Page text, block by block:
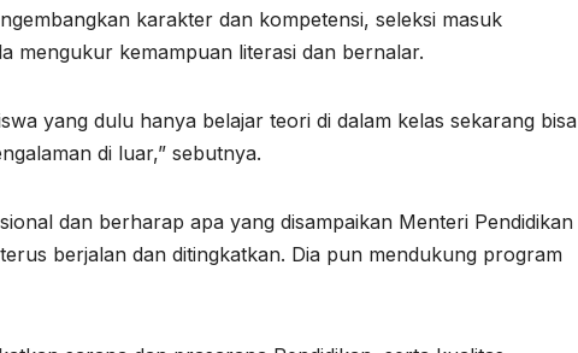
karakter dan kompetensi, seleksi masuk
mengukur kemampuan literasi dan bernalar.
yang dulu hanya belajar teori di dalam kelas sekarang bisa
di luar,” sebutnya.
dan berharap apa yang disampaikan Menteri Pendidikan
berjalan dan ditingkatkan. Dia pun mendukung program